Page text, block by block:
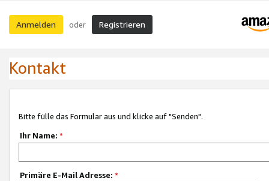
Anmelden oder Registrieren
Kontakt
Bitte fülle das Formular aus und klicke auf "Senden".
Ihr Name: *
Primäre E-Mail Adresse: *